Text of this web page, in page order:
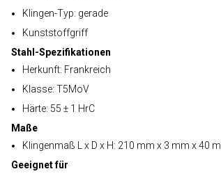
Klingen-Typ: gerade
Kunststoffgriff
Stahl-Spezifikationen
Herkunft: Frankreich
Klasse: T5MoV
Härte: 55 ± 1 HrC
Maße
Klingenmaß L x D x H: 210 mm x 3 mm x 40
Geeignet für